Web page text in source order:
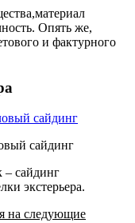
Опять же,
и фактурного
сайдинг
– сайдинг
экстерьера.
на следующие